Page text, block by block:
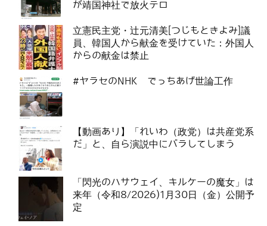
が靖国神社で放火テロ
立憲民主党・辻元清美[つじもときよみ]議
員、韓国人から献金を受けていた：外国人
からの献金は禁止
#ヤラセのNHK でっちあげ世論工作
【動画あり】「れいわ（政党）は共産党系
だ」と、自ら演説中にバラしてしまう
「閃光のハサウェイ、キルケーの魔女」は
来年（令和8/2026)1月30日（金）公開予
定